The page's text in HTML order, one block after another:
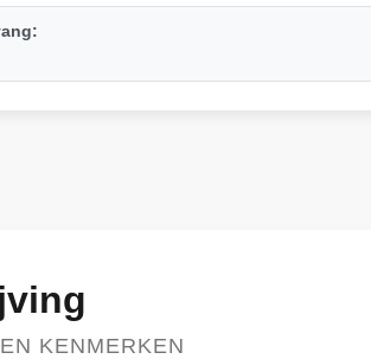
KENMERKEN